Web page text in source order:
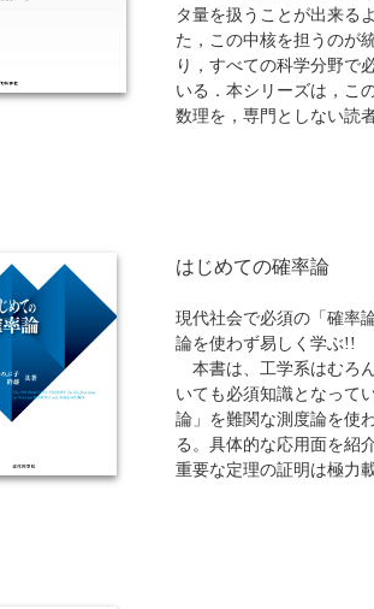
タ量を扱うことが出来る
た，この中核を担うのが
り，すべての科学分野で
いる．本シリーズは，こ
数理を，専門としない読
損なうことなく平易に理
・フィールドデータによ
・法廷のための統計リテ
・遺伝的アルゴリズムと
・ファイナンスのための
等
本書紹介
マルチンゲール理論は，
床統計において実用化さ
はじめての確率論
現代社会で必須の「確率
論を使わず易しく学ぶ!!
本書は、工学系はむろ
いても必須知識となって
論」を難関な測度論を使
る。具体的な応用面を紹
重要な定理の証明は極力
での微分積分学の知識で